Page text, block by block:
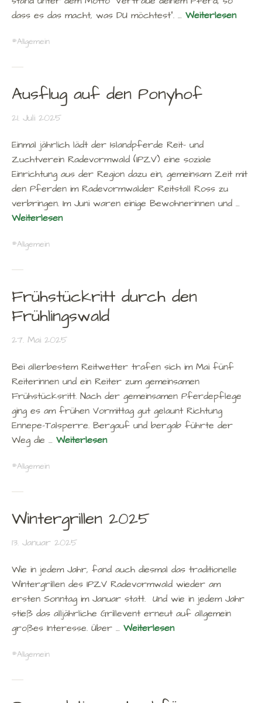
dass es das macht, was DU möchtest“. … Weiterlesen
Allgemein
Ausflug auf den Ponyhof
21. Juli 2025
Einmal jährlich lädt der Islandpferde Reit- und
Zuchtverein Radevormwald (IPZV) eine soziale
Einrichtung aus der Region dazu ein, gemeinsam Zeit mit
den Pferden im Radevormwalder Reitstall Ross zu
verbringen. Im Juni waren einige Bewohnerinnen und …
Weiterlesen
Allgemein
Frühstückritt durch den
Frühlingswald
27. Mai 2025
Bei allerbestem Reitwetter trafen sich im Mai fünf
Reiterinnen und ein Reiter zum gemeinsamen
Frühstücksritt. Nach der gemeinsamen Pferdepflege
ging es am frühen Vormittag gut gelaunt Richtung
Ennepe-Talsperre. Bergauf und bergab führte der
Weg die … Weiterlesen
Allgemein
Wintergrillen 2025
13. Januar 2025
Wie in jedem Jahr, fand auch diesmal das traditionelle
Wintergrillen des IPZV Radevormwald wieder am
ersten Sonntag im Januar statt. Und wie in jedem Jahr
stieß das alljährliche Grillevent erneut auf allgemein
großes Interesse. Über … Weiterlesen
Allgemein